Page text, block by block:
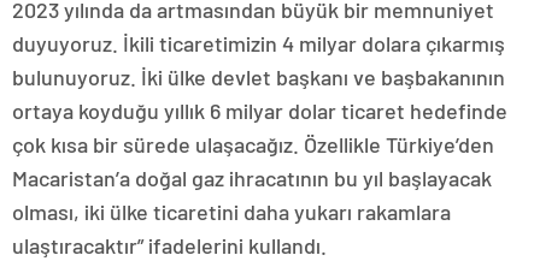
2023 yılında da artmasından büyük bir memnuniyet
duyuyoruz. İkili ticaretimizin 4 milyar dolara çıkarmış
bulunuyoruz. İki ülke devlet başkanı ve başbakanının
ortaya koyduğu yıllık 6 milyar dolar ticaret hedefinde
çok kısa bir sürede ulaşacağız. Özellikle Türkiye’den
Macaristan’a doğal gaz ihracatının bu yıl başlayacak
olması, iki ülke ticaretini daha yukarı rakamlara
ulaştıracaktır” ifadelerini kullandı.